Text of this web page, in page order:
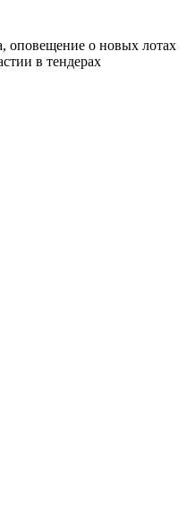
оповещение о новых лотах
в тендерах